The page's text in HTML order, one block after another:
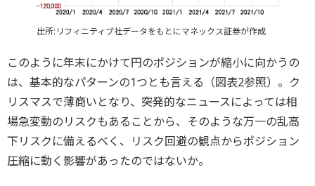
出所:リフィニティブ社データをもとにマネックス証券が作成
このように年末にかけて円のポジションが縮小に向かうの
は、基本的なパターンの1つとも言える（図表2参照）。ク
リスマスで薄商いとなり、突発的なニュースによっては相
場急変動のリスクもあることから、そのような万一の乱高
下リスクに備えるべく、リスク回避の観点からポジション
圧縮に動く影響があったのではないか。